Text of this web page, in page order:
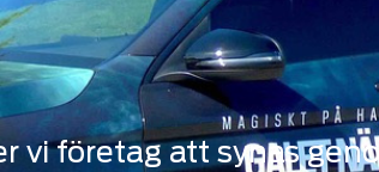
vi företag att synas